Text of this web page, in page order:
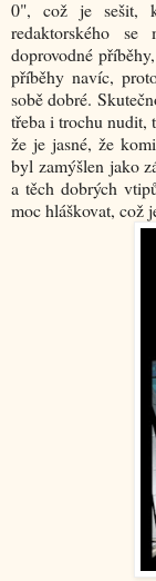
0", což je sešit,
redaktorského
doprovodné
příběhy navíc,
sobě dobré.
třeba i trochu nudit,
že je jasné, že
byl zamýšlen jako
a těch dobrých
moc hláškovat, což